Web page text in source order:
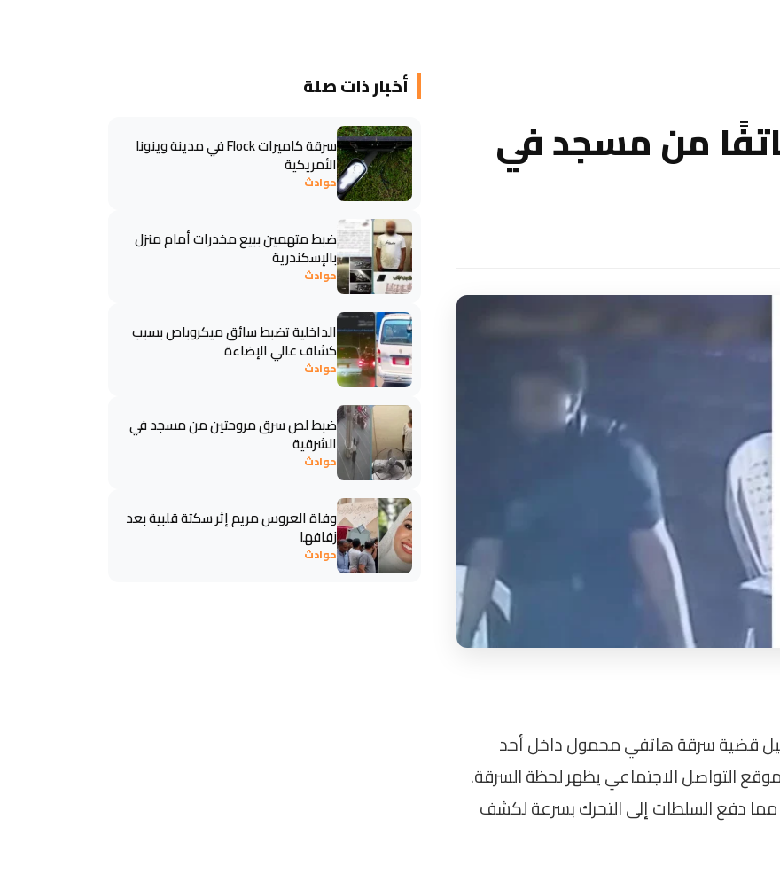
من مسجد في
قضية سرقة هاتفي محمول داخل أحد
التواصل الاجتماعي يظهر لحظة السرقة.
مما دفع السلطات إلى التحرك بسرعة لكشف
أخبار ذات صلة
سرقة كاميرات Flock في مدينة وينونا
الأمريكية
حوادث
ضبط متهمين ببيع مخدرات أمام منزل
بالإسكندرية
حوادث
الداخلية تضبط سائق ميكروباص بسبب
كشاف عالي الإضاءة
حوادث
ضبط لص سرق مروحتين من مسجد في
الشرقية
حوادث
وفاة العروس مريم إثر سكتة قلبية بعد
زفافها
حوادث